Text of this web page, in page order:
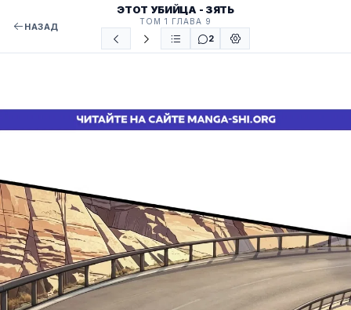
НАЗАД
ЭТОТ УБИЙЦА - ЗЯТЬ
ТОМ 1 ГЛАВА 9
2